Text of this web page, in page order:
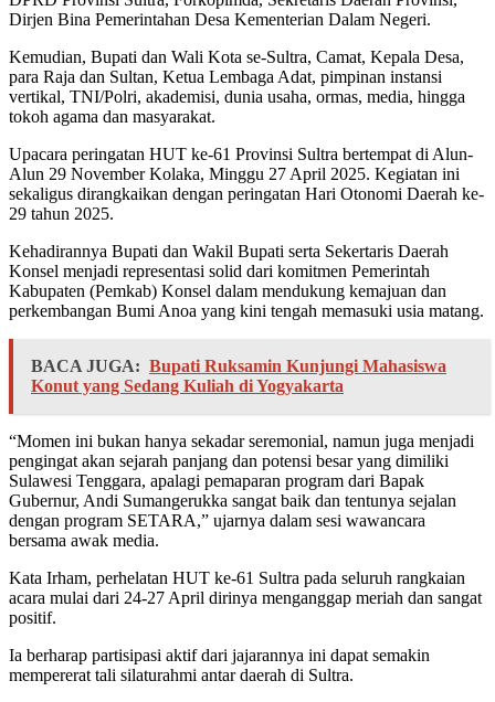
Dirjen Bina Pemerintahan Desa Kementerian Dalam Negeri.
Kemudian, Bupati dan Wali Kota se-Sultra, Camat, Kepala Desa,
para Raja dan Sultan, Ketua Lembaga Adat, pimpinan instansi
vertikal, TNI/Polri, akademisi, dunia usaha, ormas, media, hingga
tokoh agama dan masyarakat.
Upacara peringatan HUT ke-61 Provinsi Sultra bertempat di Alun-
Alun 29 November Kolaka, Minggu 27 April 2025. Kegiatan ini
sekaligus dirangkaikan dengan peringatan Hari Otonomi Daerah ke-
29 tahun 2025.
Kehadirannya Bupati dan Wakil Bupati serta Sekertaris Daerah
Konsel menjadi representasi solid dari komitmen Pemerintah
Kabupaten (Pemkab) Konsel dalam mendukung kemajuan dan
perkembangan Bumi Anoa yang kini tengah memasuki usia matang.
BACA JUGA: Bupati Ruksamin Kunjungi Mahasiswa
Konut yang Sedang Kuliah di Yogyakarta
“Momen ini bukan hanya sekadar seremonial, namun juga menjadi
pengingat akan sejarah panjang dan potensi besar yang dimiliki
Sulawesi Tenggara, apalagi pemaparan program dari Bapak
Gubernur, Andi Sumangerukka sangat baik dan tentunya sejalan
dengan program SETARA,” ujarnya dalam sesi wawancara
bersama awak media.
Kata Irham, perhelatan HUT ke-61 Sultra pada seluruh rangkaian
acara mulai dari 24-27 April dirinya menganggap meriah dan sangat
positif.
Ia berharap partisipasi aktif dari jajarannya ini dapat semakin
mempererat tali silaturahmi antar daerah di Sultra.